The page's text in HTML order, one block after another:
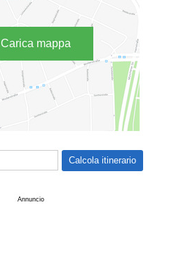
Carica mappa
Annuncio